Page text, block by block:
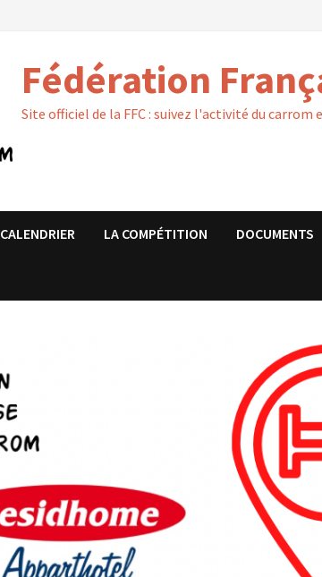
Fédération
Site officiel de la FFC : suivez l'activité du carrom
CALENDRIER LA COMPÉTITION DOCUMENTS